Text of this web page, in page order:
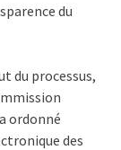
du
du processus,
ordonné
des